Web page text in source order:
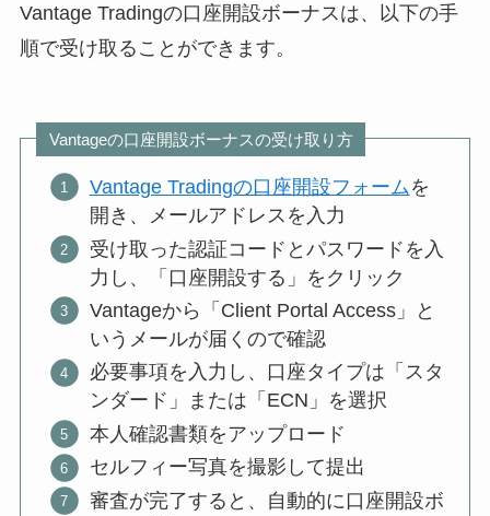
Vantage Tradingの口座開設ボーナスは、以下の手
順で受け取ることができます。
Vantageの口座開設ボーナスの受け取り方
Vantage Tradingの口座開設フォームを
開き、メールアドレスを入力
受け取った認証コードとパスワードを入
力し、「口座開設する」をクリック
Vantageから「Client Portal Access」と
いうメールが届くので確認
必要事項を入力し、口座タイプは「スタ
ンダード」または「ECN」を選択
本人確認書類をアップロード
セルフィー写真を撮影して提出
審査が完了すると、自動的に口座開設ボ